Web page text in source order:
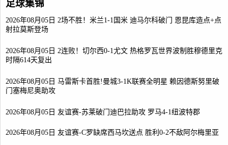
足球集锦
2026年08月05日 2场不胜！米兰1-1国米 迪马尔科破门 恩昆库造点+点
射拉莫斯登场
2026年08月05日 2连败！切尔西0-1尤文 热格罗瓦世界波制胜穆德里克
时隔614天复出
2026年08月05日 马雷斯卡首胜!曼城3-1K联赛全明星 赖因德斯努里破
门塞梅尼奥助攻
2026年08月05日 友谊赛-苏莱破门迪巴拉助攻 罗马4-1纽波特郡
2026年08月05日 友谊赛-C罗缺席西马坎送点 胜利0-2不敌阿尔梅里亚